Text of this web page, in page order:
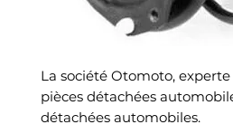
La société Otomoto,
pièces détachées
détachées automobiles.